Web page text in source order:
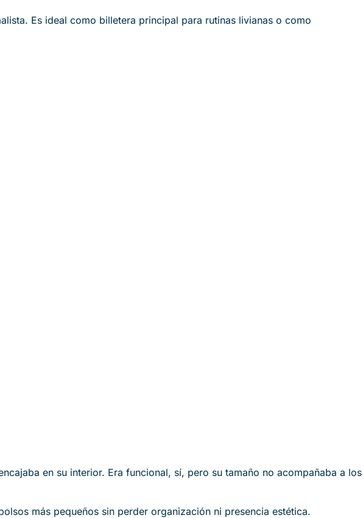
Es ideal como billetera principal para rutinas livianas o como
en su interior. Era funcional, sí, pero su tamaño no acompañaba a los
más pequeños sin perder organización ni presencia estética.